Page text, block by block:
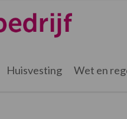
Huisvesting Wet en